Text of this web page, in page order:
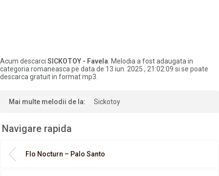
Acum descarci SICKOTOY - Favela . Melodia a fost adaugata in
categoria romaneasca pe data de 13 iun. 2025 , 21:02:09 si se poate
descarca gratuit in format mp3.
Mai multe melodii de la: Sickotoy
Navigare rapida
Flo Nocturn – Palo Santo